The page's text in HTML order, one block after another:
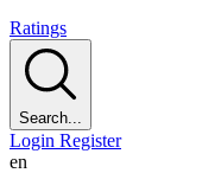
Ratings
Search...
Login Register
en